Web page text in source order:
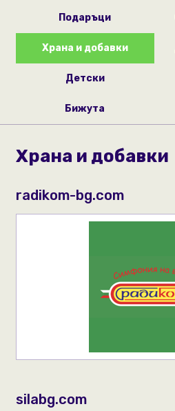
Подаръци
Храна и добавки
Детски
Бижута
Храна и добавки
radikom-bg.com
silabg.com